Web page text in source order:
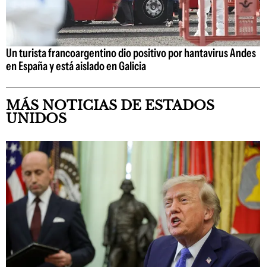
Un turista francoargentino dio positivo por hantavirus Andes
en España y está aislado en Galicia
MÁS NOTICIAS DE ESTADOS
UNIDOS